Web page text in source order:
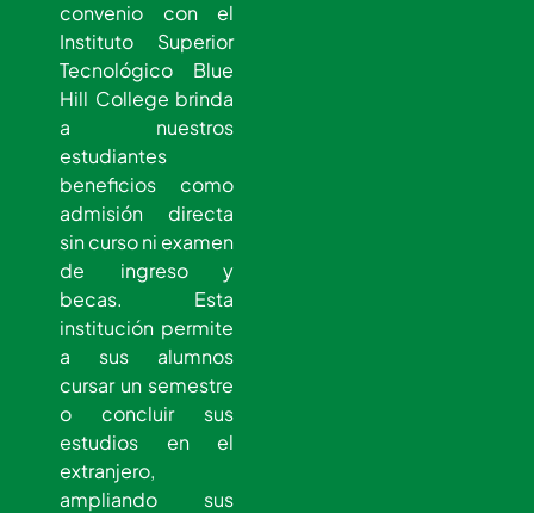
convenio con el
Instituto Superior
Tecnológico Blue
Hill College brinda
a nuestros
estudiantes
beneficios como
admisión directa
sin curso ni examen
de ingreso y
becas. Esta
institución permite
a sus alumnos
cursar un semestre
o concluir sus
estudios en el
extranjero,
ampliando sus